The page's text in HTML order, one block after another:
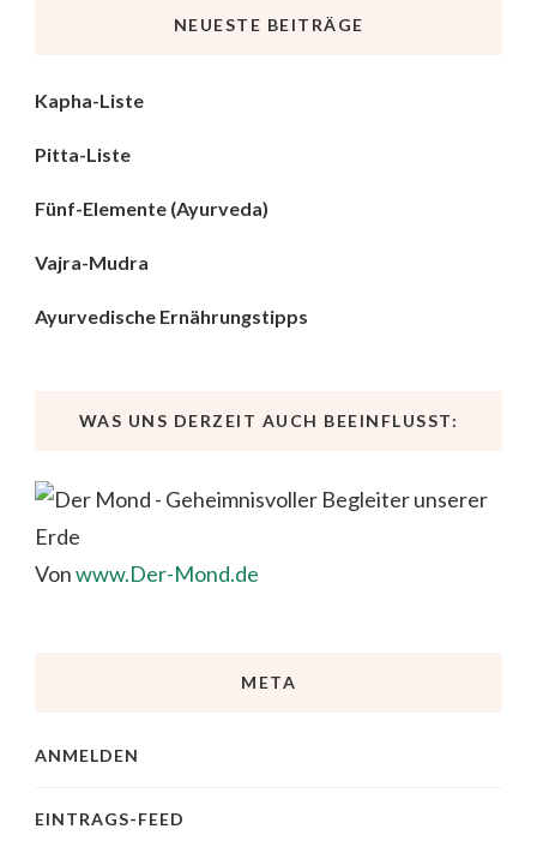
NEUESTE BEITRÄGE
Kapha-Liste
Pitta-Liste
Fünf-Elemente (Ayurveda)
Vajra-Mudra
Ayurvedische Ernährungstipps
WAS UNS DERZEIT AUCH BEEINFLUSST:
Vonwww.Der-Mond.de
META
ANMELDEN
EINTRAGS-FEED